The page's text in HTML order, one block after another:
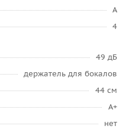
A
4
49 дБ
держатель для бокалов
44 см
A+
нет